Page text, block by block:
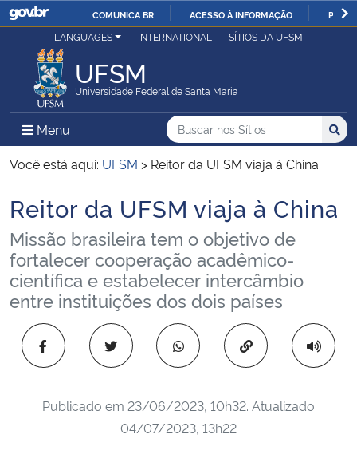
IR
COMUNICA BR ACESSO À INFORMAÇÃO
Ministério da Justiça e Segurança Pública
Ministério da Defesa
Ministério das Relações Exteriores
Ministério da Economia
Ministério da Infraestrutura
Ministério da Agricultura, Pecuária e Abastecimento
Ministério da Educação
Ministério da Cidadania
Ministério da Saúde
Ministério de Minas e Energia
LANGUAGES INTERNATIONAL SÍTIOS DA UFSM
UFSM
Universidade Federal de Santa Maria
Menu Menu Principal do Sítio
Busca
Buscar no nos Sítios
Busca:
Você está aqui: UFSM > Reitor da UFSM viaja à China
Início do conteúdo
Reitor da UFSM viaja à China
Missão brasileira tem o objetivo de
fortalecer cooperação acadêmico-
científica e estabelecer intercâmbio
entre instituições dos dois países
Copiar para área
Publicado em 23/06/2023, 10h32. Atualizado
04/07/2023, 13h22